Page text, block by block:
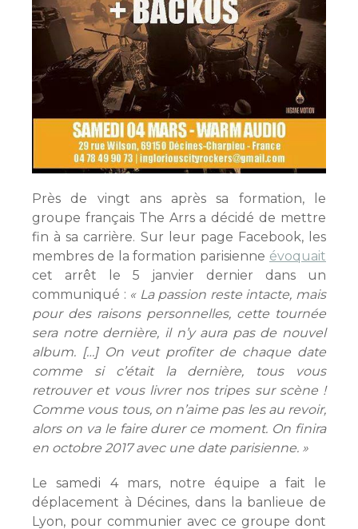
Près de vingt ans après sa formation, le
groupe français The Arrs a décidé de mettre
fin à sa carrière. Sur leur page Facebook, les
membres de la formation parisienne évoquait
cet arrêt le 5 janvier dernier dans un
communiqué : « La passion reste intacte, mais
pour des raisons personnelles, cette tournée
sera notre dernière, il n’y aura pas de nouvel
album. […] On veut profiter de chaque date
comme si c’était la dernière, tous vous
retrouver et vous livrer nos tripes sur scène !
Comme vous tous, on n’aime pas les au revoir,
alors on va le faire durer ce moment. On finira
en octobre 2017 avec une date parisienne. »
Le samedi 4 mars, notre équipe a fait le
déplacement à Décines, dans la banlieue de
Lyon, pour communier avec ce groupe dont